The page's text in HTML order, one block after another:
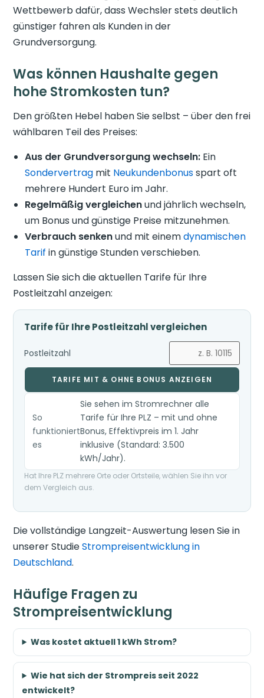
Wettbewerb dafür, dass Wechsler stets deutlich
günstiger fahren als Kunden in der
Grundversorgung.
Was können Haushalte gegen
hohe Stromkosten tun?
Den größten Hebel haben Sie selbst – über den frei
wählbaren Teil des Preises:
Aus der Grundversorgung wechseln: Ein
Sondervertrag mit Neukundenbonusspart oft
mehrere Hundert Euro im Jahr.
Regelmäßig vergleichenund jährlich wechseln,
um Bonus und günstige Preise mitzunehmen.
Verbrauch senkenund mit einemdynamischen
Tarif in günstige Stunden verschieben.
Lassen Sie sich die aktuellen Tarife für Ihre
Postleitzahl anzeigen:
Tarife für Ihre Postleitzahl vergleichen
Postleitzahl
TARIFE MIT & OHNE BONUS ANZEIGEN
So
funktioniert
es
Sie sehen im Stromrechner alle
Tarife für Ihre PLZ – mit und ohne
Bonus, Effektivpreis im 1. Jahr
inklusive (Standard: 3.500
kWh/Jahr).
Hat Ihre PLZ mehrere Orte oder Ortsteile, wählen Sie ihn vor
dem Vergleich aus.
Die vollständige Langzeit-Auswertung lesen Sie in
unserer StudieStrompreisentwicklung in
Deutschland.
Häufige Fragen zu
Strompreisentwicklung
Was kostet aktuell 1 kWh Strom?
Wie hat sich der Strompreis seit 2022
entwickelt?